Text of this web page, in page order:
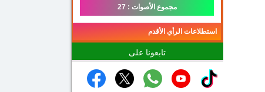
مجموع الأصوات : 27
استطلاعات الرأي الأقدم
تابعونا على